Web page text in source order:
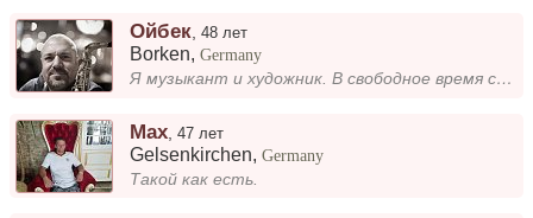
Ойбек,48 лет
Borken,Germany
Я музыкант и художник. В свободное время создаю музыку и живопись, которые помогают мне выражать свои эмоции и мысли. Лю...
Max ,47 лет
Gelsenkirchen,Germany
Такой как есть.